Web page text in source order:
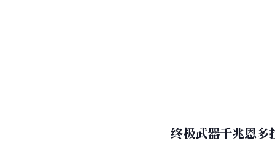
终极武器千兆恩